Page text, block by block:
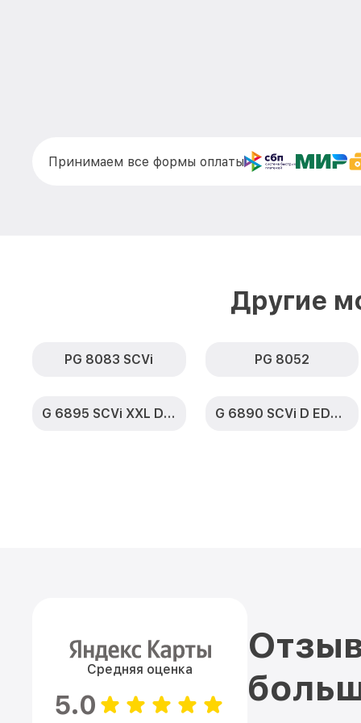
Принимаем все формы оплаты
Другие
PG 8083 SCVi PG 8052
G 6895 SCVi XXL D ED230 2,0 k2o G 6890 SCVi D ED230 2,0 k2o
Средняя оценка
5.0